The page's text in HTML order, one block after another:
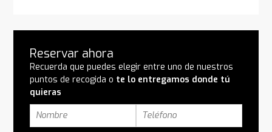
Reservar ahora
Recuerda que puedes elegir entre uno de nuestros
puntos de recogida o te lo entregamos donde tú
quieras